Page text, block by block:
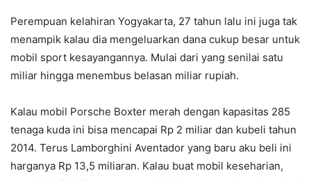
Perempuan kelahiran Yogyakarta, 27 tahun lalu ini juga tak
menampik kalau dia mengeluarkan dana cukup besar untuk
mobil sport kesayangannya. Mulai dari yang senilai satu
miliar hingga menembus belasan miliar rupiah.
Kalau mobil Porsche Boxter merah dengan kapasitas 285
tenaga kuda ini bisa mencapai Rp 2 miliar dan kubeli tahun
2014. Terus Lamborghini Aventador yang baru aku beli ini
harganya Rp 13,5 miliaran. Kalau buat mobil keseharian,